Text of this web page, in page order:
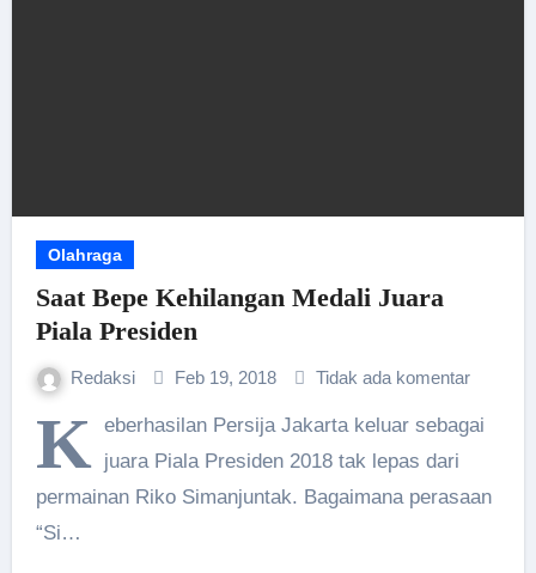
Olahraga
Saat Bepe Kehilangan Medali Juara
Piala Presiden
Redaksi Feb 19, 2018 Tidak ada komentar
K eberhasilan Persija Jakarta keluar sebagai
juara Piala Presiden 2018 tak lepas dari
permainan Riko Simanjuntak. Bagaimana perasaan
“Si…